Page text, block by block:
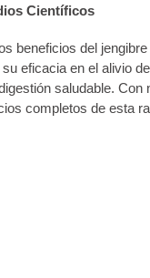
Científicos
beneficios del
eficacia en el alivio
saludable. Con
completos de esta